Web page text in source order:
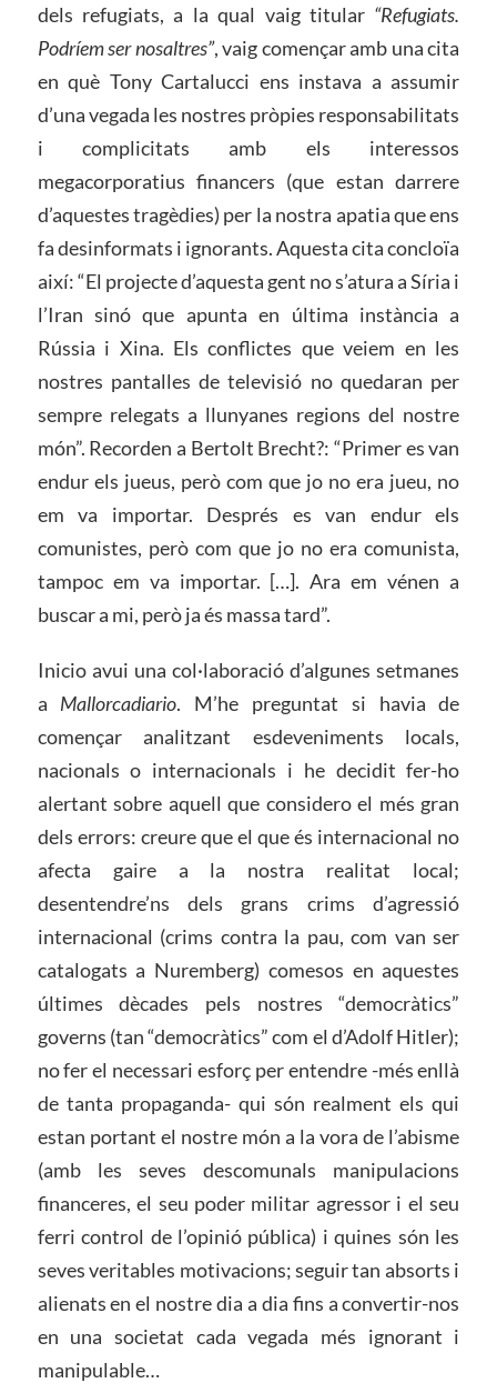
dels refugiats, a la qual vaig titular “Refugiats.
Podríem ser nosaltres”, vaig començar amb una cita
en què Tony Cartalucci ens instava a assumir
d’una vegada les nostres pròpies responsabilitats
i complicitats amb els interessos
megacorporatius financers (que estan darrere
d’aquestes tragèdies) per la nostra apatia que ens
fa desinformats i ignorants. Aquesta cita concloïa
així: “El projecte d’aquesta gent no s’atura a Síria i
l’Iran sinó que apunta en última instància a
Rússia i Xina. Els conflictes que veiem en les
nostres pantalles de televisió no quedaran per
sempre relegats a llunyanes regions del nostre
món”. Recorden a Bertolt Brecht?: “Primer es van
endur els jueus, però com que jo no era jueu, no
em va importar. Després es van endur els
comunistes, però com que jo no era comunista,
tampoc em va importar. […]. Ara em vénen a
buscar a mi, però ja és massa tard”.
Inicio avui una col·laboració d’algunes setmanes
a Mallorcadiario. M’he preguntat si havia de
començar analitzant esdeveniments locals,
nacionals o internacionals i he decidit fer-ho
alertant sobre aquell que considero el més gran
dels errors: creure que el que és internacional no
afecta gaire a la nostra realitat local;
desentendre’ns dels grans crims d’agressió
internacional (crims contra la pau, com van ser
catalogats a Nuremberg) comesos en aquestes
últimes dècades pels nostres “democràtics”
governs (tan “democràtics” com el d’Adolf Hitler);
no fer el necessari esforç per entendre -més enllà
de tanta propaganda- qui són realment els qui
estan portant el nostre món a la vora de l’abisme
(amb les seves descomunals manipulacions
financeres, el seu poder militar agressor i el seu
ferri control de l’opinió pública) i quines són les
seves veritables motivacions; seguir tan absorts i
alienats en el nostre dia a dia fins a convertir-nos
en una societat cada vegada més ignorant i
manipulable…